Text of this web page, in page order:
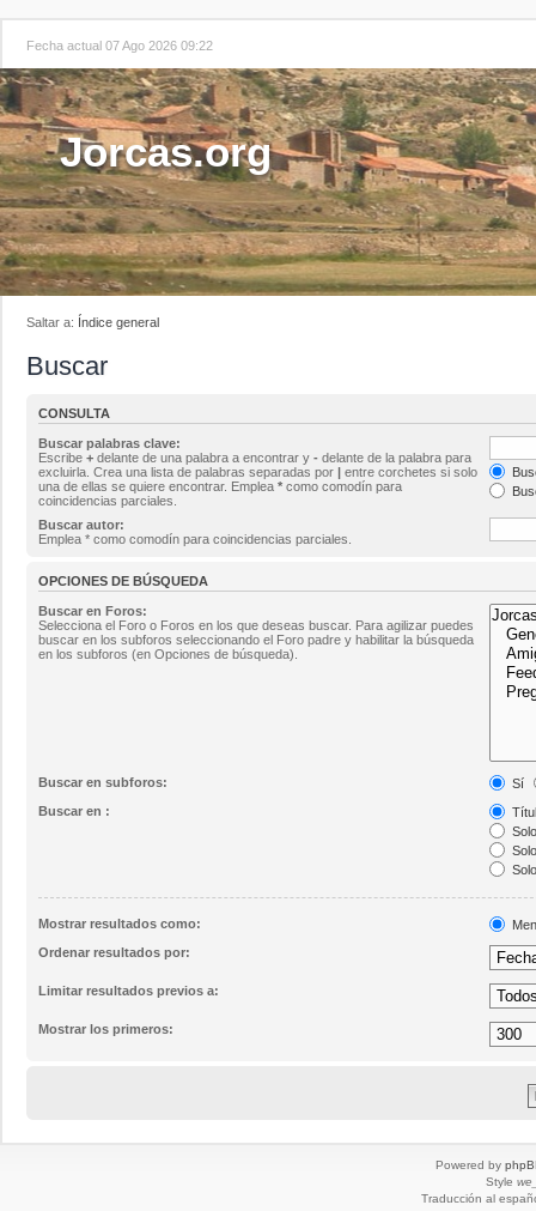
Fecha actual 07 Ago 2026 09:22
Jorcas.org
Saltar a: Índice general
Buscar
CONSULTA
Buscar palabras clave:
Escribe + delante de una palabra a encontrar y - delante de la palabra para
excluirla. Crea una lista de palabras separadas por | entre corchetes si solo
una de ellas se quiere encontrar. Emplea * como comodín para
coincidencias parciales.
Buscar autor:
Emplea * como comodín para coincidencias parciales.
OPCIONES DE BÚSQUEDA
Buscar en Foros:
Selecciona el Foro o Foros en los que deseas buscar. Para agilizar puedes
buscar en los subforos seleccionando el Foro padre y habilitar la búsqueda
en los subforos (en Opciones de búsqueda).
Buscar en subforos:
Sí
Buscar en :
Mostrar resultados como:
Ordenar resultados por:
Limitar resultados previos a:
Mostrar los primeros:
Powered by
Style
Traducción al